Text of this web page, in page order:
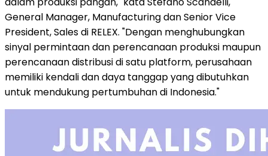
General Manager, Manufacturing dan Senior Vice
President, Sales di RELEX. "Dengan menghubungkan
sinyal permintaan dan perencanaan produksi maupun
perencanaan distribusi di satu platform, perusahaan
memiliki kendali dan daya tanggap yang dibutuhkan
untuk mendukung pertumbuhan di Indonesia."